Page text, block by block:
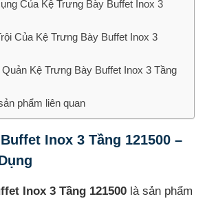
Của Kệ Trưng Bày Buffet Inox 3
Của Kệ Trưng Bày Buffet Inox 3
Kệ Trưng Bày Buffet Inox 3 Tầng
phẩm liên quan
Inox 3 Tầng 121500 –
Inox 3 Tầng 121500 là sản phẩm